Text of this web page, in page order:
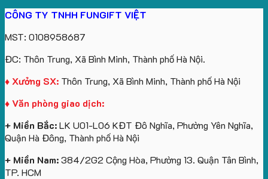
Công
Ty
Lữ
lớn
logo
Trung
số
lượng
lớn
theo
cầu
bông
giấy
logo
CÔNG TY TNHH FUNGIFT VIỆT
MST: 0108958687
ĐC: Thôn Trung, Xã Bình Minh, Thành phố Hà Nội.
♦ Xưởng SX: Thôn Trung, Xã Bình Minh, Thành phố Hà Nội
♦ Văn phòng giao dịch:
+ Miền Bắc:LK U01-L06 KĐT Đô Nghĩa, Phường Yên Nghĩa,
Quận Hà Đông, Thành phố Hà Nội
+ Miền Nam:384/2G2 Cộng Hòa, Phường 13. Quận Tân Bình,
TP. HCM